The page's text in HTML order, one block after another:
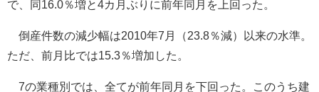
で、同16.0％増と4カ月ぶりに前年同月を上回った。
倒産件数の減少幅は2010年7月（23.8％減）以来の水準。
ただ、前月比では15.3％増加した。
7の業種別では、全てが前年同月を下回った。このうち建